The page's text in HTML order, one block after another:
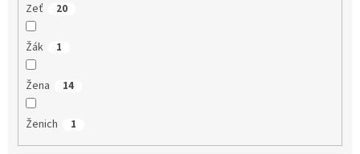
Zeť 20
Žák 1
Žena 14
Ženich 1